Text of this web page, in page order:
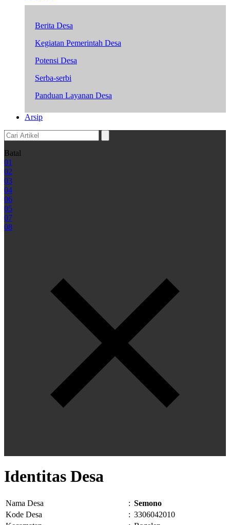
Berita Desa
Kegiatan Pemerintah Desa
Potensi Desa
Serba-serbi
Panduan Layanan Desa
Arsip
Batal
01
02
03
04
06
05
07
08
Identitas Desa
Nama Desa : Semono
Kode Desa
: 3306042010